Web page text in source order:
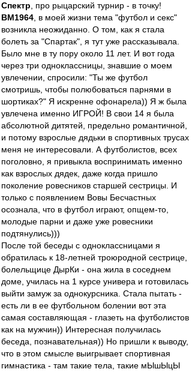
Спектр , про рыцарский турнир - в точку!
BM1964 , в моей жизни тема "футбол и секс"
возникла неожиданно. О том, как я стала
болеть за "Спартак", я тут уже рассказывала.
Было мне в ту пору около 11 лет. И вот года
через три одноклассницы, знавшие о моем
увлечении, спросили: "Ты же футбол
смотришь, чтобы полюбоваться парнями в
шортиках?" Я искренне офонарела)) Я ж была
увлечена именно ИГРОЙ! В свои 14 я была
абсолютной дитятей, предельно романтичной,
и потому взрослые дядьки в спортивных трусах
меня не интересовали. А футболистов, всех
поголовно, я привыкла воспринимать именно
как взрослых дядек, даже когда пришло
поколение ровесников старшей сестрицы. И
только с появлением Вовы Бесчастных
осознала, что в футбол играют, опщем-то,
молодые парни и даже уже ровесники
подтянулись)))
После той беседы с одноклассницами я
обратилась к 18-летней троюродной сестрице,
болельщице ДырКи - она жила в соседнем
доме, училась на 1 курсе универа и готовилась
выйти замуж за однокурсника. Стала пытать -
есть ли в ее футбольном болении вот эта
самая составляющая - глазеть на футболистов
как на мужчин)) Интересная получилась
беседа, познавательная)) Но пришли к выводу,
что в этом смысле выигрывает спортивная
гимнастика - там такие тела, такие мЫшЫцЫ